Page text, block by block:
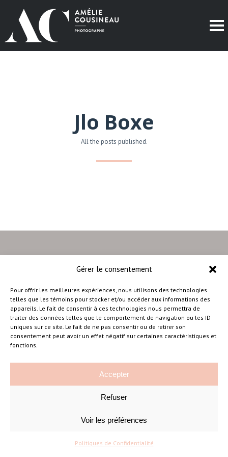
Gérer le consentement
Pour offrir les meilleures expériences, nous utilisons des technologies
telles que les témoins pour stocker et/ou accéder aux informations des
appareils. Le fait de consentir à ces technologies nous permettra de
traiter des données telles que le comportement de navigation ou les ID
uniques sur ce site. Le fait de ne pas consentir ou de retirer son
consentement peut avoir un effet négatif sur certaines caractéristiques et
fonctions.
Accepter
Refuser
Voir les préférences
Politiques de Confidentialité
Jlo Boxe
All the posts published.
Amélie Cousineau Photographe
©Amelie Cousineau Photographe